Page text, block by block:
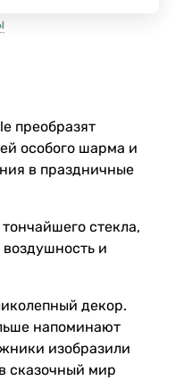
преобразят
особого шарма и
в праздничные
стекла,
и
декор.
напоминают
изобразили
сказочный мир